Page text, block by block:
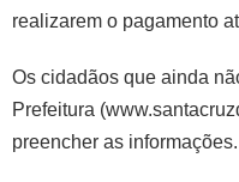
realizarem o pagamento
Os cidadãos que ainda
Prefeitura
preencher as informações.